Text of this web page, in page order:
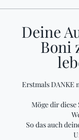
Deine
Boni
Erstmals DANKE
Möge dir
So das auch